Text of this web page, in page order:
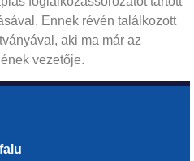
Ennek révén találkozott
aki ma már az
vezetője.